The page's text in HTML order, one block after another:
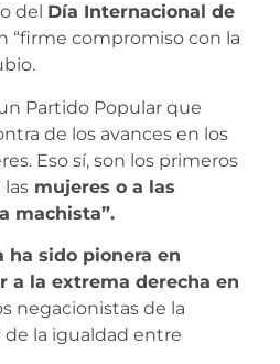
del Día Internacional de
“firme compromiso con la
Partido Popular que
de los avances en los
Eso sí, son los primeros
mujeres o a las
machista”.
ha sido pionera en
a la extrema derecha en
negacionistas de la
la igualdad entre